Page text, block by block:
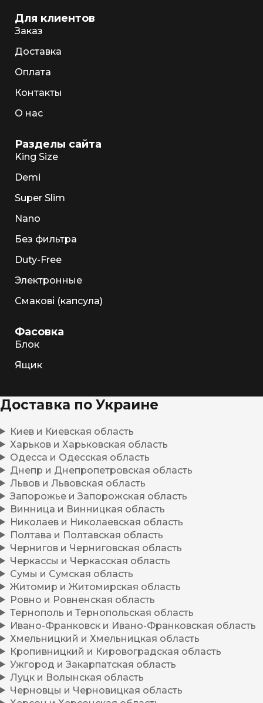
Для клиентов
Заказ
Доставка
Оплата
Контакты
О нас
Разделы сайта
King Size
Demi
Super Slim
Nano
Без фильтра
Duty-Free
Электронные
Смакові (капсула)
Фасовка
Блок
Ящик
Доставка по Украине
Киев и Киевская область
Харьков и Харьковская область
Одесса и Одесская область
Днепр и Днепропетровская область
Львов и Львовская область
Запорожье и Запорожская область
Винница и Винницкая область
Николаев и Николаевская область
Полтава и Полтавская область
Чернигов и Черниговская область
Черкассы и Черкасская область
Сумы и Сумская область
Житомир и Житомирская область
Ровно и Ровненская область
Тернополь и Тернопольская область
Ивано-Франковск и Ивано-Франковская область
Хмельницкий и Хмельницкая область
Кропивницкий и Кировоградская область
Ужгород и Закарпатская область
Луцк и Волынская область
Черновцы и Черновицкая область